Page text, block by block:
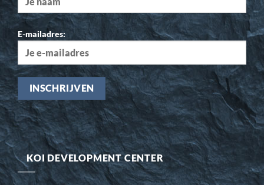
E-mailadres:
KOI DEVELOPMENT CENTER